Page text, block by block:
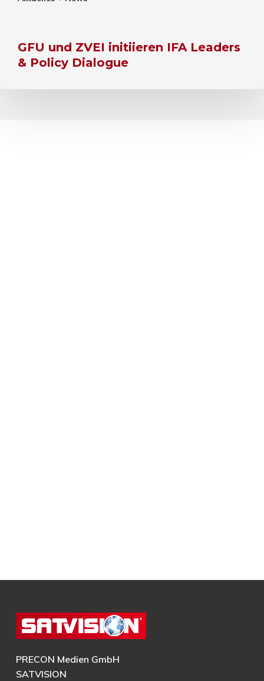
GFU und ZVEI initiieren IFA Leaders
& Policy Dialogue
PRECON Medien GmbH
SATVISION